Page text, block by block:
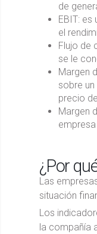
de
EBIT:
el
Flujo de
se le
Margen
sobre
precio
Margen
¿Por
Las
situación
Los
la compañía